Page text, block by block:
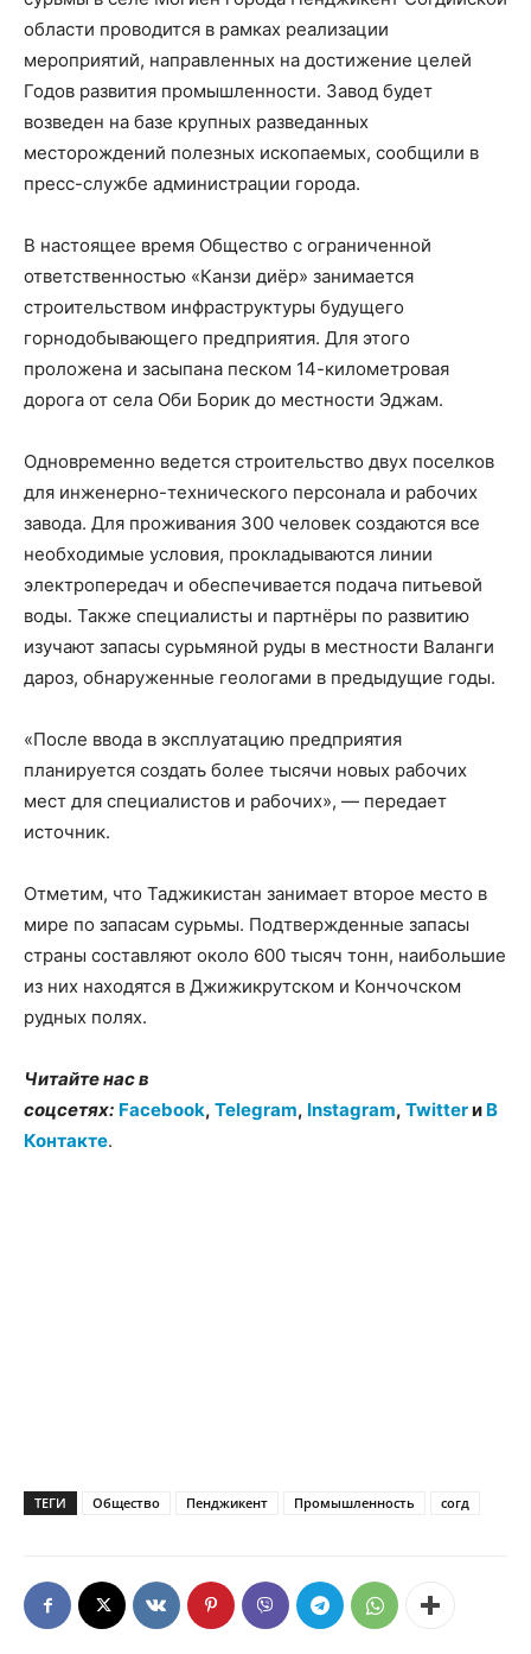
области проводится в рамках реализации
мероприятий, направленных на достижение целей
Годов развития промышленности. Завод будет
возведен на базе крупных разведанных
месторождений полезных ископаемых, сообщили в
пресс-службе администрации города.
В настоящее время Общество с ограниченной
ответственностью «Канзи диёр» занимается
строительством инфраструктуры будущего
горнодобывающего предприятия. Для этого
проложена и засыпана песком 14-километровая
дорога от села Оби Борик до местности Эджам.
Одновременно ведется строительство двух поселков
для инженерно-технического персонала и рабочих
завода. Для проживания 300 человек создаются все
необходимые условия, прокладываются линии
электропередач и обеспечивается подача питьевой
воды. Также специалисты и партнёры по развитию
изучают запасы сурьмяной руды в местности Валанги
дароз, обнаруженные геологами в предыдущие годы.
«После ввода в эксплуатацию предприятия
планируется создать более тысячи новых рабочих
мест для специалистов и рабочих», — передает
источник.
Отметим, что Таджикистан занимает второе место в
мире по запасам сурьмы. Подтвержденные запасы
страны составляют около 600 тысяч тонн, наибольшие
из них находятся в Джижикрутском и Кончочском
рудных полях.
Читайте нас в
соцсетях: Facebook, Telegram, Instagram, Twitterи В
Контакте.
ТЕГИ Общество Пенджикент Промышленность согд